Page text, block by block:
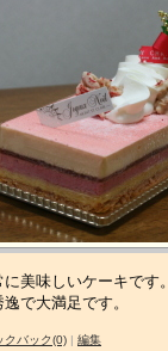
美味しいケーキです。
で大満足です。
クバック(0) | 編集